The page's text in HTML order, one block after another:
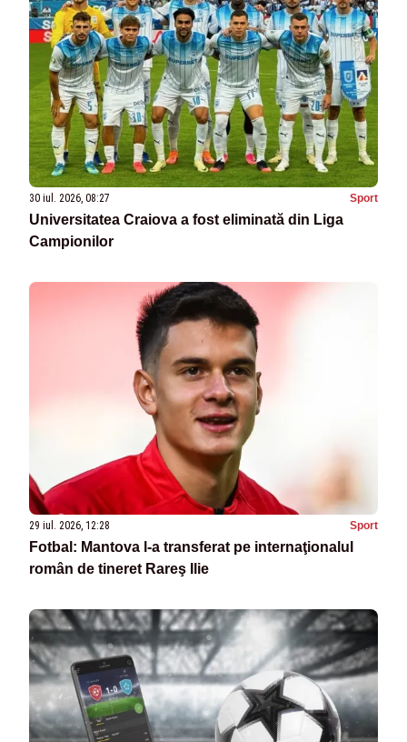
30 iul. 2026, 08:27 Sport
Universitatea Craiova a fost eliminată din Liga
Campionilor
29 iul. 2026, 12:28 Sport
Fotbal: Mantova l-a transferat pe internaţionalul
român de tineret Rareş Ilie